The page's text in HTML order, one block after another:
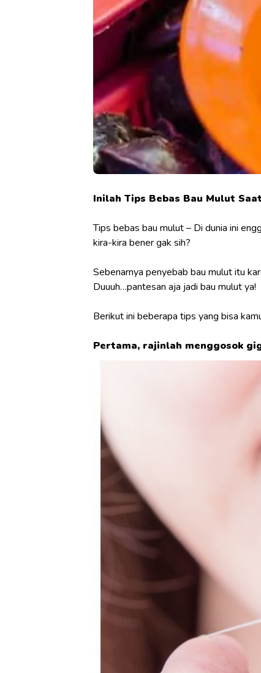
Inilah Tips Bebas Bau Mulut
Tips bebas bau mulut – Di dunia ini
kira-kira bener gak sih?
Sebenarnya penyebab bau mulut itu
Duuuh…pantesan aja jadi bau mulut ya!
Berikut ini beberapa tips yang bisa
Pertama, rajinlah menggosok